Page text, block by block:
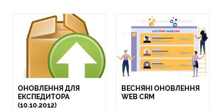
ОНОВЛЕННЯ ДЛЯ
ЕКСПЕДИТОРА
(10.10.2012)
ВЕСНЯНІ ОНОВЛЕННЯ
WEB CRM